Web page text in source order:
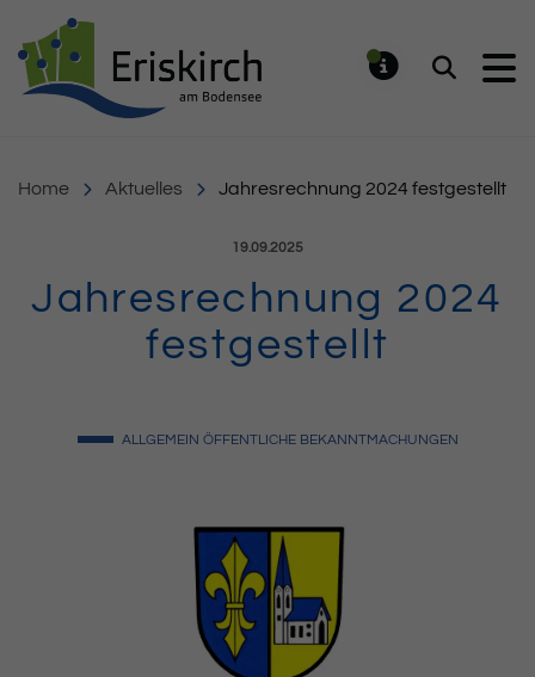
Suchen
Home Aktuelles Jahresrechnung 2024 festgestellt
Veröffentlicht am:
19.09.2025
Jahresrechnung 2024
festgestellt
ALLGEMEIN ÖFFENTLICHE BEKANNTMACHUNGEN